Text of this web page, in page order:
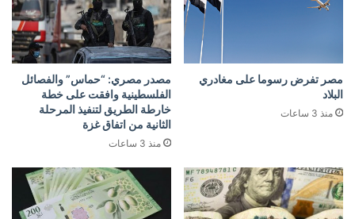
مصر تفرض رسوما على مغادري
البلاد
منذ 3 ساعات
مصدر مصري: “حماس” والفصائل
الفلسطينية وافقت على خطة
خارطة الطريق لتنفيذ المرحلة
الثانية من اتفاق غزة
منذ 3 ساعات